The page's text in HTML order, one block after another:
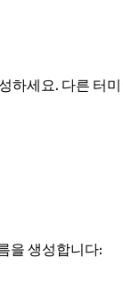
하세요. 다른 터
을 생성합니다: